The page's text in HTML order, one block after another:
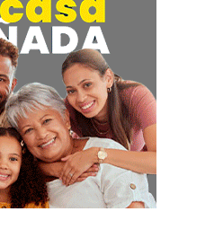
antes de la
medio de
en vivo
César
Culiacán,
a los